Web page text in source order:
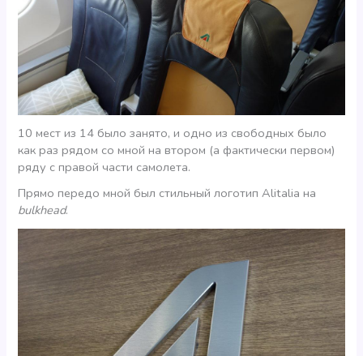
10 мест из 14 было занято, и одно из свободных было
как раз рядом со мной на втором (а фактически первом)
ряду с правой части самолета.
Прямо передо мной был стильный логотип Alitalia на
bulkhead.